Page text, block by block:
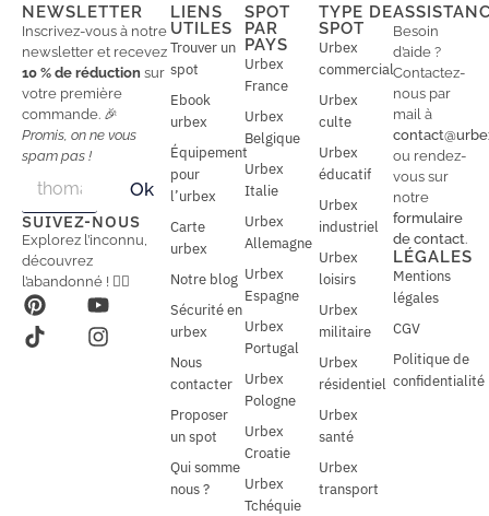
NEWSLETTER
Inscrivez-vous à notre
newsletter et recevez
10 % de réduction sur
votre première
commande. 🎉
Promis, on ne vous
spam pas !
a
i
l
a
i
l
*
Ok
SUIVEZ-NOUS
Explorez l’inconnu,
découvrez
l’abandonné ! 🕵️‍♂️
LIENS
UTILES
Trouver un
spot
Ebook
urbex
Équipement
pour
l’urbex
Carte
urbex
Notre blog
Sécurité en
urbex
Nous
contacter
Proposer
un spot
Qui somme
nous ?
SPOT
PAR
PAYS
Urbex
France
Urbex
Belgique
Urbex
Italie
Urbex
Allemagne
Urbex
Espagne
Urbex
Portugal
Urbex
Pologne
Urbex
Croatie
Urbex
Tchéquie
TYPE DE
SPOT
Urbex
commercial
Urbex
culte
Urbex
éducatif
Urbex
industriel
Urbex
loisirs
Urbex
militaire
Urbex
résidentiel
Urbex
santé
Urbex
transport
Besoin
d’aide ?
Contactez-
nous par
mail à
ou rendez-
vous sur
notre
formulaire
de contact.
LÉGALES
Mentions
légales
CGV
Politique de
confidentialité